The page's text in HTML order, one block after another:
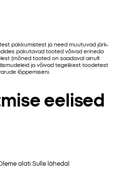
pakkumistest ja need muutuvad järk-
pakutavad tooted võivad erineda
(mõned tooted on saadaval ainult
ja võivad tegelikest toodetest
lõppemiseni.
eelised
alati Sulle lähedal